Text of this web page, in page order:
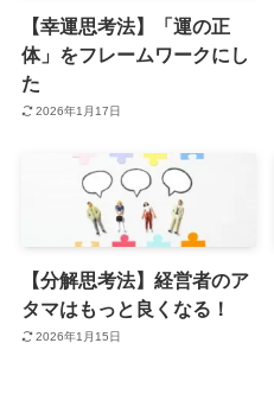
【幸運思考法】「運の正
体」をフレームワークにし
た
2026年1月17日
【分解思考法】経営者のア
タマはもっと良くなる！
2026年1月15日